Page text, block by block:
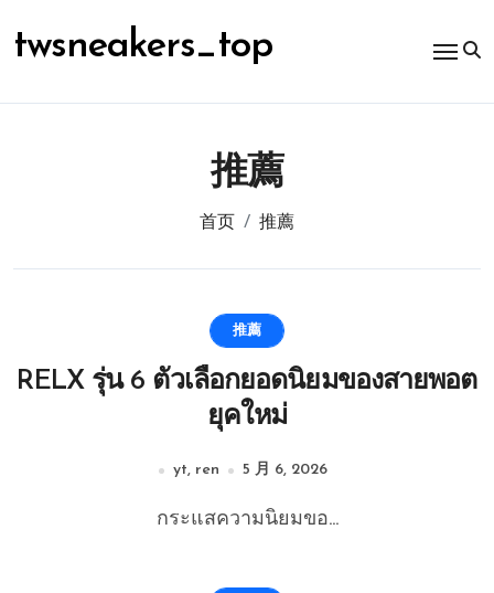
容
twsneakers_top
推薦
首页 推薦
推薦
RELX รุ่น 6 ตัวเลือกยอดนิยมของสายพอต
ยุคใหม่
yt, ren 5 月 6, 2026
กระแสความนิยมขอ...